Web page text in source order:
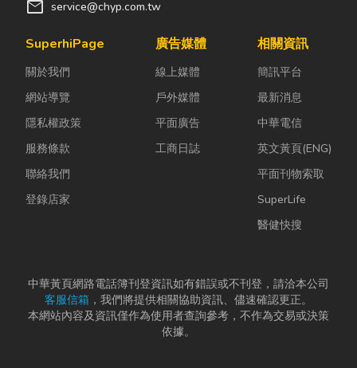
mail service@chyp.com.tw
SuperhiPage
關於我們
網站導覽
隱私權政策
服務條款
聯絡我們
登錄店家
廣告媒體
線上媒體
戶外媒體
平面廣告
工商日誌
相關資訊
簡訊平台
最新消息
中華電信
英文黃頁(ENG)
平面刊物索取
SuperLife
醫健快搜
中華黃頁網路電話簿刊登資訊如有錯誤或不刊登，請洽本公司
客服信箱 ，我們將提供相關協助資訊、儘速確認更正。
本網站內容及資訊僅作為使用者查詢參考，不作為交易或決策
依據。